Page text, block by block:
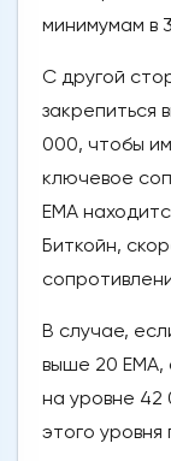
минимумам в
С другой
закрепиться
000, чтобы
ключевое
EMA
Биткойн,
В случае,
выше 20 ЕМА,
на уровне
этого уровня